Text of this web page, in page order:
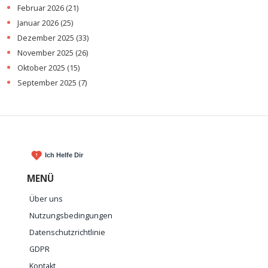
Februar 2026 (21)
Januar 2026 (25)
Dezember 2025 (33)
November 2025 (26)
Oktober 2025 (15)
September 2025 (7)
MENÜ
Über uns
Nutzungsbedingungen
Datenschutzrichtlinie
GDPR